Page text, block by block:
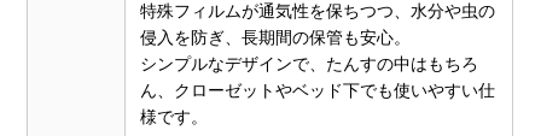
特殊フィルムが通気性を保ちつつ、水分や虫の
侵入を防ぎ、長期間の保管も安心。
シンプルなデザインで、たんすの中はもちろ
ん、クローゼットやベッド下でも使いやすい仕
様です。